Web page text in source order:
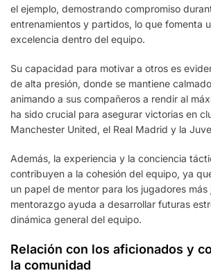
el ejemplo, demostrando compromiso
entrenamientos y partidos, lo que fomenta
excelencia dentro del equipo.
Su capacidad para motivar a otros es
de alta presión, donde se mantiene
animando a sus compañeros a rendir al
ha sido crucial para asegurar victorias en
Manchester United, el Real Madrid y la
Además, la experiencia y la conciencia
contribuyen a la cohesión del equipo, ya
un papel de mentor para los jugadores más
mentorazgo ayuda a desarrollar futuras
dinámica general del equipo.
Relación con los aficionados y
la comunidad